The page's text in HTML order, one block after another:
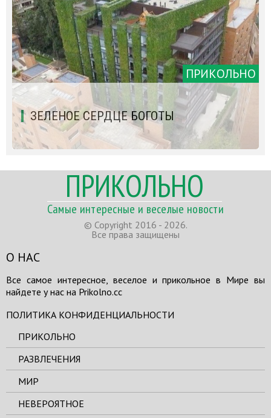
ПРИКОЛЬНО
ЗЕЛЕНОЕ СЕРДЦЕ БОГОТЫ
ПРИКОЛЬНО
Самые интересные и веселые новости
© Copyright 2016 - 2026.
Все права защищены
О НАС
Все самое интересное, веселое и прикольное в Мире вы
найдете у нас на Prikolno.cc
ПОЛИТИКА КОНФИДЕНЦИАЛЬНОСТИ
ПРИКОЛЬНО
РАЗВЛЕЧЕНИЯ
МИР
НЕВЕРОЯТНОЕ